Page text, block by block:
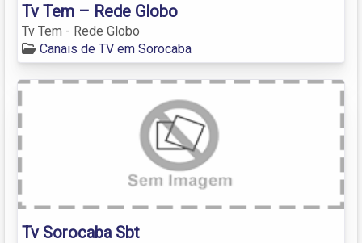
Tv Tem – Rede Globo
Tv Tem - Rede Globo
Canais de TV em Sorocaba
Tv Sorocaba Sbt